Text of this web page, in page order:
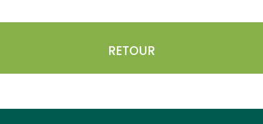
RETOUR